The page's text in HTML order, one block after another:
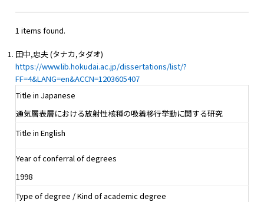
1 items found.
田中,忠夫 (タナカ,タダオ)
https://www.lib.hokudai.ac.jp/dissertations/list/?
FF=4&LANG=en&ACCN=1203605407
Title in Japanese
通気層表層における放射性核種の吸着移行挙動に関する研究
Title in English
Year of conferral of degrees
1998
Type of degree / Kind of academic degree